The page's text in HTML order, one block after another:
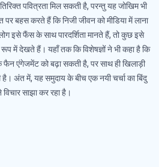
पवित्रता मिल सकती है, परन्तु यह जोखिम भी
बहस करते हैं कि निजी जीवन को मीडिया में लाना
इसे फैंस के साथ पारदर्शिता मानते हैं, तो कुछ इसे
में देखते हैं। यहाँ तक कि विशेषज्ञों ने भी कहा है कि
एंगेजमेंट को बढ़ा सकती है, पर साथ ही खिलाड़ी
है। अंत में, यह समुदाय के बीच एक नयी चर्चा का बिंदु
साझा कर रहा है।